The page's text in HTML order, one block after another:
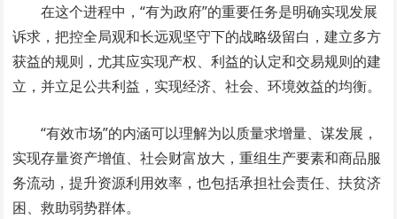
在这个进程中，“有为政府”的重要任务是明确实现发展
诉求，把控全局观和长远观坚守下的战略级留白，建立多方
获益的规则，尤其应实现产权、利益的认定和交易规则的建
立，并立足公共利益，实现经济、社会、环境效益的均衡。
“有效市场”的内涵可以理解为以质量求增量、谋发展，
实现存量资产增值、社会财富放大，重组生产要素和商品服
务流动，提升资源利用效率，也包括承担社会责任、扶贫济
困、救助弱势群体。